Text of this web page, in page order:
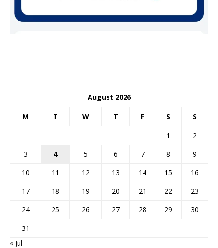
August 2026
M T W T F S S
1
2
3
4 5 6 7 8
9
10
11 12 13 14 15
16
17
18 19 20 21 22
23
24
25 26 27 28 29
30
31
« Jul